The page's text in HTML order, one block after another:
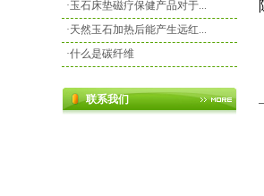
·玉石床垫磁疗保健产品对于...
·天然玉石加热后能产生远红...
·什么是碳纤维
联系我们